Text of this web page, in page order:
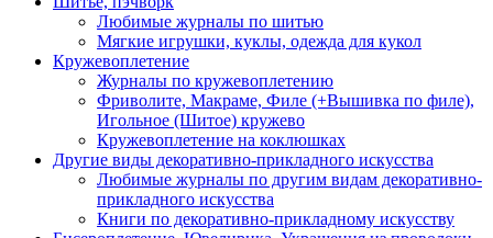
Любимые журналы по шитью
Мягкие игрушки, куклы, одежда для кукол
Кружевоплетение
Журналы по кружевоплетению
Фриволите, Макраме, Филе (+Вышивка по филе),
Игольное (Шитое) кружево
Кружевоплетение на коклюшках
Другие виды декоративно-прикладного искусства
Любимые журналы по другим видам декоративно-
прикладного искусства
Книги по декоративно-прикладному искусству